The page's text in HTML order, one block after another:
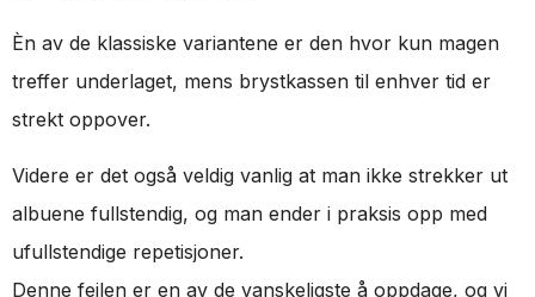
Èn av de klassiske variantene er den hvor kun magen
treffer underlaget, mens brystkassen til enhver tid er
strekt oppover.
Videre er det også veldig vanlig at man ikke strekker ut
albuene fullstendig, og man ender i praksis opp med
ufullstendige repetisjoner.
Denne feilen er en av de vanskeligste å oppdage, og vi